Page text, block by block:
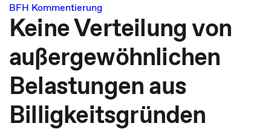
BFH Kommentierung
Keine Verteilung von
außergewöhnlichen
Belastungen aus
Billigkeitsgründen